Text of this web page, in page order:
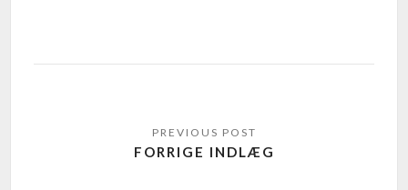
FORRIGE INDLÆG